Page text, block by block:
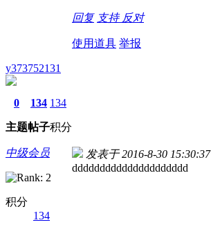
回复 支持 反对
使用道具 举报
y373752131
0
主题
134
帖子
134
积分
中级会员
积分
134
发表于 2016-8-30 15:30:37
ddddddddddddddddddddd